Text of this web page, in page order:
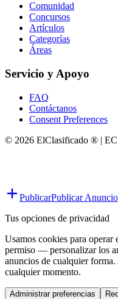
Comunidad
Concursos
Artículos
Categorías
Áreas
Servicio y Apoyo
FAQ
Contáctanos
Consent Preferences
© 2026 ElClasificado ® |
PublicarPublicar Anuncio
Tus opciones de privacidad
Usamos cookies para
permiso — personalizar los
anuncios de cualquier
cualquier momento.
Administrar preferencias